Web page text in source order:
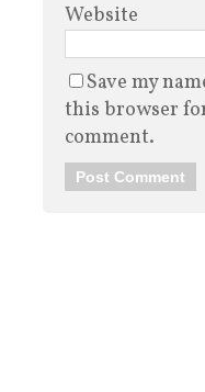
Website
Save my
this browser
comment.